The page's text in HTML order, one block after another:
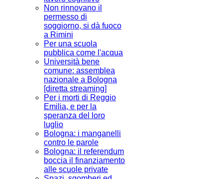
Non rinnovano il
permesso di
soggiorno, si dà fuoco
a Rimini
Per una scuola
pubblica come l'acqua
Università bene
comune: assemblea
nazionale a Bologna
[diretta streaming]
Per i morti di Reggio
Emilia, e per la
speranza del loro
luglio
Bologna: i manganelli
contro le parole
Bologna: il referendum
boccia il finanziamento
alle scuole private